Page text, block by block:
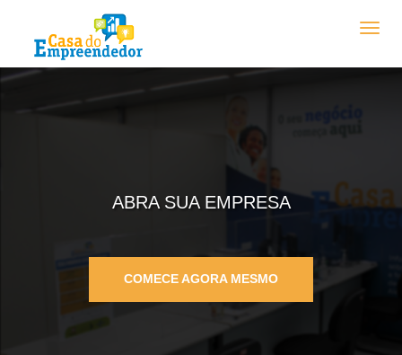
ABRA SUA EMPRESA
COMECE AGORA MESMO
SEJA UM FORNECEDOR DO MUNICÍPIO
CADASTRE-SE